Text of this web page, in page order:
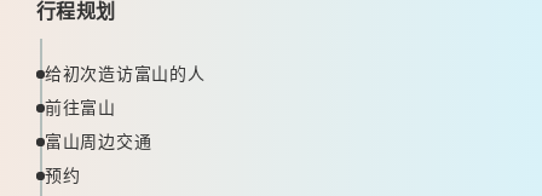
行程规划
给初次造访富山的人
前往富山
富山周边交通
预约